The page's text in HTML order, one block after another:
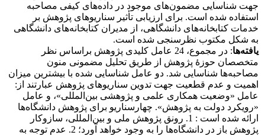
جهت شناسایی مضمون‌های موجود در داده‌های کیفی مصاحبه
استفاده شده است. برای ارزیابی تأثیر سناریوهای پژوهش بر
خدمات کتابخانه‌های دانشگاهی، از مدیران کتابخانه‌های دانشگاهی
به شکل مکتوب نظرسنجی شده است.
یافته‌ها
: در مجموع، 24 عامل کلیدی پژوهش براساس نظر
متخصصان حوزۀ پژوهش از طریق تحلیل مضمونی منون
مصاحبه‌ها شناسایی شد. دو عامل شناسایی شده با بیشترین میزان
اهمیت و عدم قطعیت جهت تدوین سناریوهای پژوهش عبارتند از:
عامل «وضعیت همکاری علمی و پژوهشی بین‌المللی»، و عامل
«رویکرد دولت به پژوهش». چهارسناریو برای پژوهش دانشگاه‌ها
ارائه شده است : 1. رونق پژوهش ملی و بین‌المللی، سازوکار
پژوهش باز در دانشگاه‌ها را به وجود خواهد آورد؛ 2. عدم توجه به